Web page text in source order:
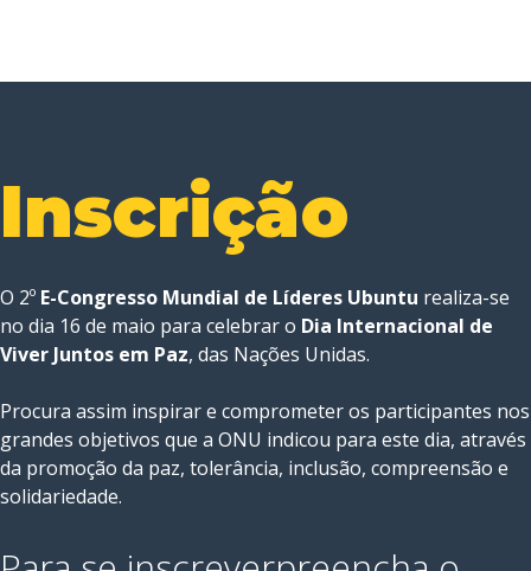
Inscrição
O 2º E-Congresso Mundial de Líderes Ubuntu realiza-se
no dia 16 de maio para celebrar o Dia Internacional de
Viver Juntos em Paz, das Nações Unidas.
Procura assim inspirar e comprometer os participantes nos
grandes objetivos que a ONU indicou para este dia, através
da promoção da paz, tolerância, inclusão, compreensão e
solidariedade.